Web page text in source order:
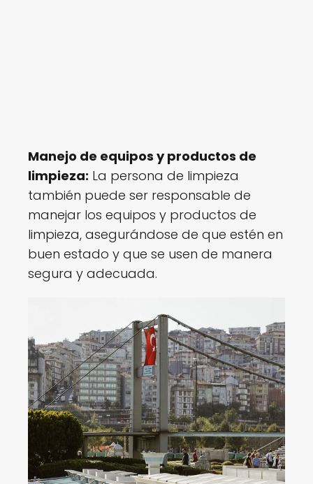
Manejo de equipos y productos de
limpieza: La persona de limpieza
también puede ser responsable de
manejar los equipos y productos de
limpieza, asegurándose de que estén en
buen estado y que se usen de manera
segura y adecuada.